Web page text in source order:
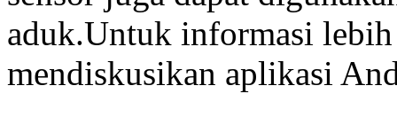
aduk.Untuk informasi
mendiskusikan aplikasi